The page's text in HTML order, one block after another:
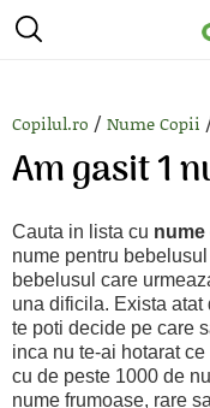
Copilul.ro / Nume Copii
Am gasit 1
Cauta in lista cu nume
nume pentru
bebelusul care
una dificila. Exista atat
te poti decide pe care
inca nu te-ai hotarat
cu de peste 1000 de
nume frumoase, rare